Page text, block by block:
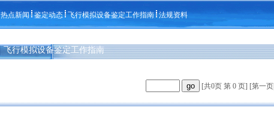
热点新闻 鉴定动态 飞行模拟设备鉴定工作指南 法规资料
飞行模拟设备鉴定工作指南
[共0页 第 0 页] [第一页